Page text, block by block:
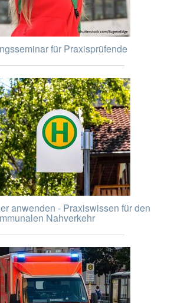
für Praxisprüfende
anwenden - Praxiswissen für den
Nahverkehr